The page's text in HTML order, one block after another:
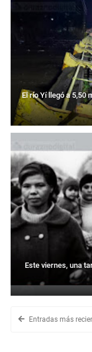
El río Yí llegó a 5,50
Este viernes, una
Entradas más